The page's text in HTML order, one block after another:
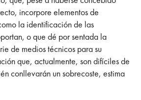
incorpore elementos de
la identificación de las
o que dé por sentada la
de medios técnicos para su
que, actualmente, son difíciles de
conllevarán un sobrecoste, estima